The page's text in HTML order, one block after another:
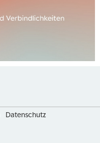
Datenschutz